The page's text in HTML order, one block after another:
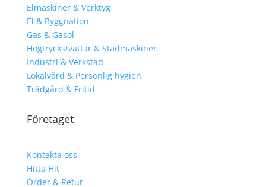
Elmaskiner & Verktyg
El & Byggnation
Gas & Gasol
Högtryckstvättar & Städmaskiner
Industri & Verkstad
Lokalvård & Personlig hygien
Trädgård & Fritid
Företaget
Kontakta oss
Hitta Hit
Order & Retur